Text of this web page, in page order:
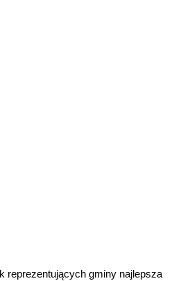
reprezentujących gminy najlepsza